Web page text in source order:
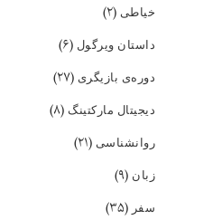
خیاطی (۲)
داستان ویرگول (۶)
دوره‌ی بازیگری (۲۷)
دیجیتال مارکتینگ (۸)
روانشناسی (۲۱)
زبان (۹)
سفر (۳۵)